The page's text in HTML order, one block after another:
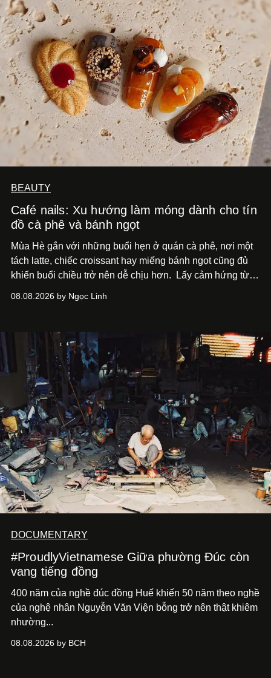
BEAUTY
Café nails: Xu hướng làm móng dành cho tín
đồ cà phê và bánh ngọt
Mùa Hè gắn với những buổi hẹn ở quán cà phê, nơi một
tách latte, chiếc croissant hay miếng bánh ngọt cũng đủ
khiến buổi chiều trở nên dễ chịu hơn.
Lấy cảm hứng từ
sử dụng bảng màu nâu sữa, kem, trắng ngà cùng những
quán cà phê. Dưới đây là những mẫu nail được yêu thích
nhất của xu hướng này.
08.08.2026 by Ngọc Linh
DOCUMENTARY
#ProudlyVietnamese Giữa phường Đúc còn
vang tiếng đồng
400 năm của nghề đúc đồng Huế khiến 50 năm theo nghề
của nghệ nhân Nguyễn Văn Viện bỗng trở nên thật khiêm
nhường...
08.08.2026 by BCH